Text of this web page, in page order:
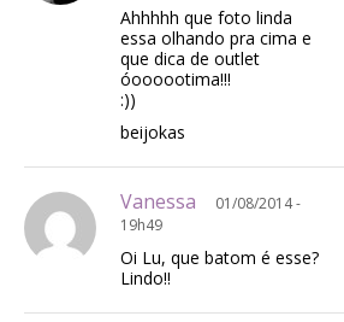
Ahhhhh que foto linda
essa olhando pra cima e
que dica de outlet
óoooootima!!!
:))
beijokas
Vanessa
01/08/2014 -
19h49
Oi Lu, que batom é esse?
Lindo!!